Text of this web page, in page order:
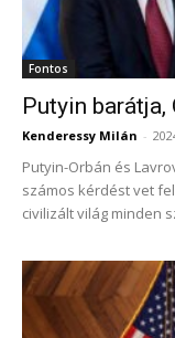
Fontos
Putyin
Kenderessy Milán -
Putyin-Orbán és
számos kérdést vet
civilizált világ minden